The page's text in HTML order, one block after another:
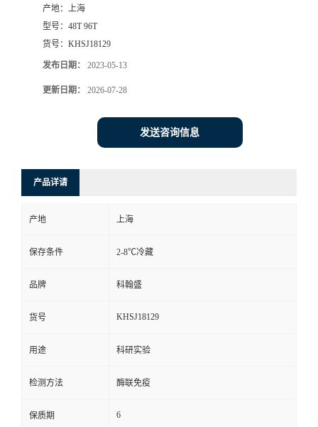
产地： 上海
型号： 48T 96T
货号： KHSJ18129
发布日期： 2023-05-13
更新日期： 2026-07-28
发送咨询信息
产品详请
产地 上海
保存条件 2-8℃冷藏
品牌 科翰盛
货号 KHSJ18129
用途 科研实验
检测方法 酶联免疫
保质期 6